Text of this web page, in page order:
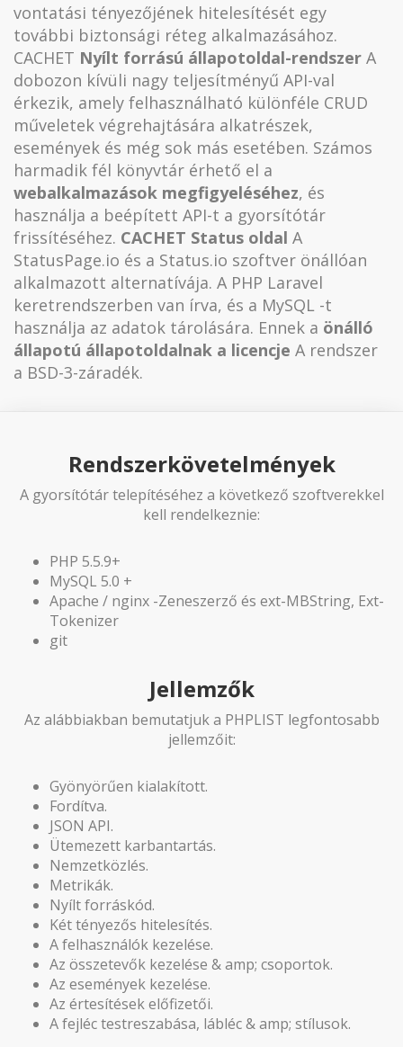
vontatási tényezőjének hitelesítését egy
további biztonsági réteg alkalmazásához.
CACHET Nyílt forrású állapotoldal-rendszer A
dobozon kívüli nagy teljesítményű API-val
érkezik, amely felhasználható különféle CRUD
műveletek végrehajtására alkatrészek,
események és még sok más esetében. Számos
harmadik fél könyvtár érhető el a
webalkalmazások megfigyeléséhez, és
használja a beépített API-t a gyorsítótár
frissítéséhez. CACHET Status oldal A
StatusPage.io és a Status.io szoftver önállóan
alkalmazott alternatívája. A PHP Laravel
keretrendszerben van írva, és a MySQL -t
használja az adatok tárolására. Ennek a önálló
állapotú állapotoldalnak a licencje A rendszer
a BSD-3-záradék.
Rendszerkövetelmények
A gyorsítótár telepítéséhez a következő szoftverekkel
kell rendelkeznie:
PHP 5.5.9+
MySQL 5.0 +
Apache / nginx -Zeneszerző és ext-MBString, Ext-
Tokenizer
git
Jellemzők
Az alábbiakban bemutatjuk a PHPLIST legfontosabb
jellemzőit:
Gyönyörűen kialakított.
Fordítva.
JSON API.
Ütemezett karbantartás.
Nemzetközlés.
Metrikák.
Nyílt forráskód.
Két tényezős hitelesítés.
A felhasználók kezelése.
Az összetevők kezelése & amp; csoportok.
Az események kezelése.
Az értesítések előfizetői.
A fejléc testreszabása, lábléc & amp; stílusok.